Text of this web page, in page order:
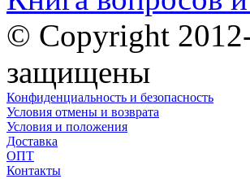
© Copyright
защищены
Конфиденциальность и безопасность
Условия отмены и возврата
Условия и положения
Доставка
ОПТ
Контакты